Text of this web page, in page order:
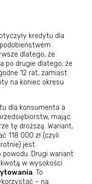
kredytu dla
dlatego, że
po drugie dlatego, że
12 rat, zamiast
na koniec okresu
dla konsumenta a
mając
tę droższą. Wariant,
118 000 zł (czyli
jest
Drugi wariant
w wysokości
. To
– na